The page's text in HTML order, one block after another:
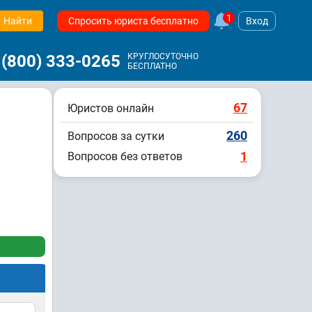
Найти Спросить юриста бесплатно 1 Вход
333-0265
КРУГЛОСУТОЧНО
БЕСПЛАТНО
Юристов онлайн 67
Вопросов за сутки 260
Вопросов без ответов 1